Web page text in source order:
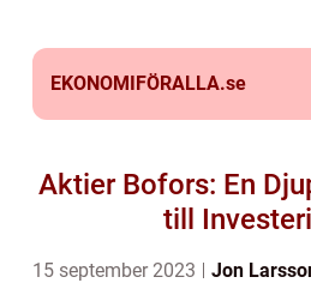
EKONOMIFÖRALLA.se
Aktier Bofors: En
till
15 september 2023 Jon